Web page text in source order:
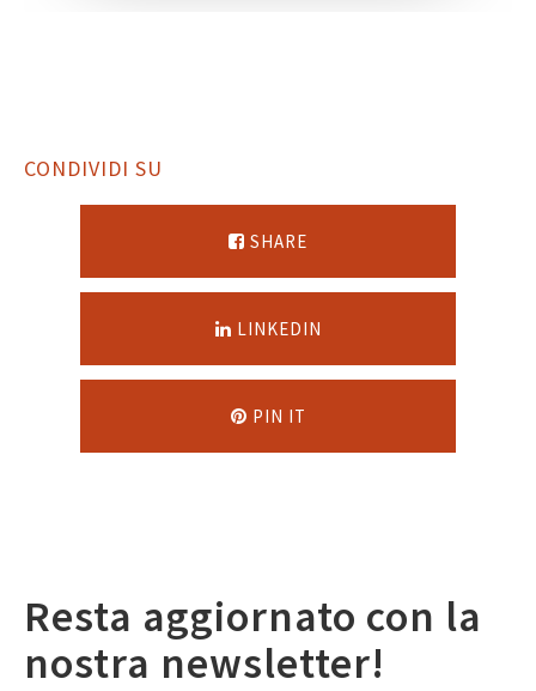
CONDIVIDI SU
SHARE
LINKEDIN
PIN IT
Resta aggiornato con la
nostra newsletter!